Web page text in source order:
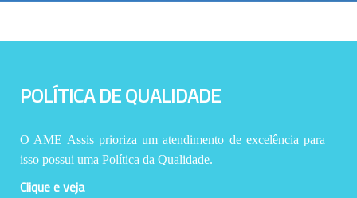
POLÍTICA DE QUALIDADE
O AME Assis prioriza um atendimento de excelência para
isso possui uma Política da Qualidade.
Clique e veja